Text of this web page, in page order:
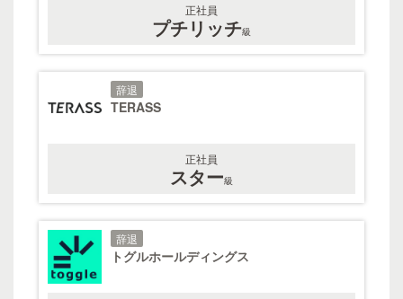
正社員
プチリッチ級
辞退
TERASS
正社員
スター級
辞退
トグルホールディングス